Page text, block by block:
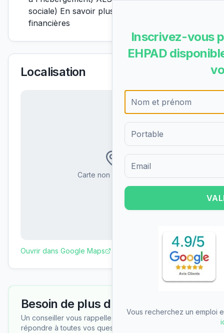
sociale) En savoir plus sur les aides
financières
Localisation
Carte non disponible
Ouvrir dans Google Maps
Besoin de plus d'informations ?
Un conseiller vous rappelle gratuitement pour
répondre à toutes vos questions
Inscrivez-vous
EHPAD
Formulaire d'inscription pour
Vous recherchez un emploi